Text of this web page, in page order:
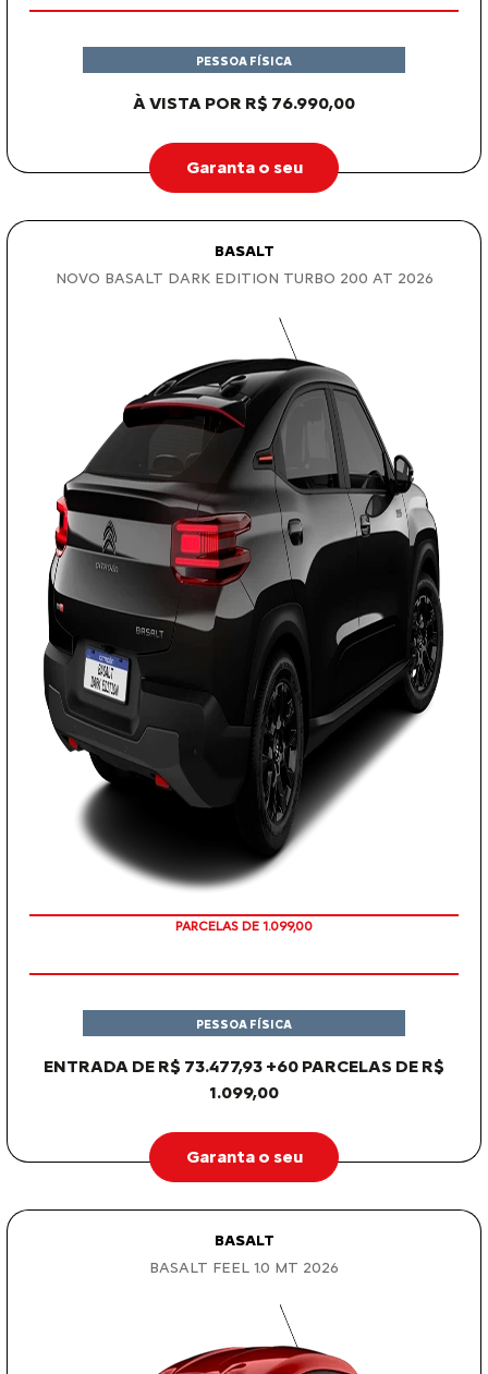
À VISTA POR R$ 76.990,00
PESSOA FÍSICA
Garanta o seu
BASALT
NOVO BASALT DARK EDITION TURBO 200 AT 2026
PARCELAS DE 1.099,00
ENTRADA DE R$ 73.477,93 +60 PARCELAS DE R$
1.099,00
PESSOA FÍSICA
Garanta o seu
BASALT
BASALT FEEL 1.0 MT 2026